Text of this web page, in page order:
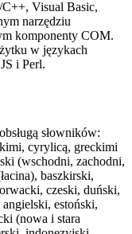
Visual Basic,
narzędziu
komponenty COM.
w językach
i Perl.
słowników:
cyrylicą, greckimi
(wschodni, zachodni,
baszkirski,
czeski, duński,
estoński,
(nowa i stara